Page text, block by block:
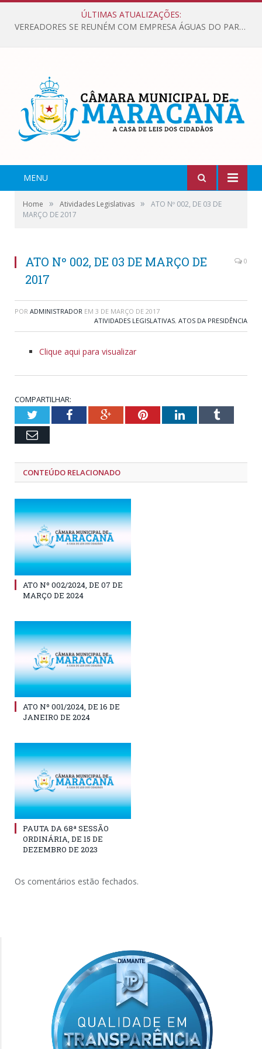
ÚLTIMAS ATUALIZAÇÕES:
VEREADORES SE REUNÉM COM EMPRESA ÁGUAS DO PARÁ, PARA APRESENTAR REIVINDICAÇÕES E MELHORIAS NA QUALIDADE DOS SERVIÇOS OFERECIDOS Á POPULAÇÃO.
MENU
Home » Atividades Legislativas »
ATO Nº 002, DE 03 DE
MARÇO DE 2017
ATO Nº 002, DE 03 DE MARÇO DE
2017
0
POR ADMINISTRADOR EM 3 DE MARÇO DE 2017
ATIVIDADES LEGISLATIVAS, ATOS DA PRESIDÊNCIA
Clique aqui para visualizar
COMPARTILHAR:
TwitterFacebookGoogle+PinterestLinkedInTumblr
Email
CONTEÚDO RELACIONADO
ATO Nº 002/2024, DE 07 DE
MARÇO DE 2024
ATO Nº 001/2024, DE 16 DE
JANEIRO DE 2024
PAUTA DA 68ª SESSÃO
ORDINÁRIA, DE 15 DE
DEZEMBRO DE 2023
Os comentários estão fechados.